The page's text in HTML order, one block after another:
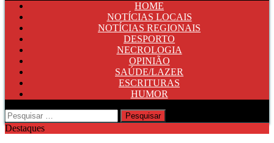
HOME
NOTÍCIAS LOCAIS
NOTÍCIAS REGIONAIS
DESPORTO
NECROLOGIA
OPINIÃO
SAÚDE/LAZER
ESCRITURAS
HUMOR
Pesquisar
por:
Destaques